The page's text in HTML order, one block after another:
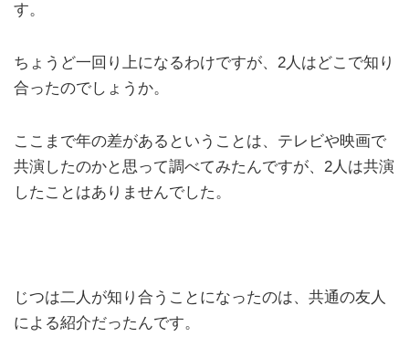
す。
ちょうど一回り上になるわけですが、2人はどこで知り
合ったのでしょうか。
ここまで年の差があるということは、テレビや映画で
共演したのかと思って調べてみたんですが、2人は共演
したことはありませんでした。
じつは二人が知り合うことになったのは、共通の友人
による紹介だったんです。